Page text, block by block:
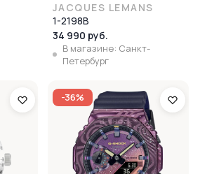
JACQUES LEMANS
1-2198B
34 990 руб.
В магазине: Санкт-
Петербург
-36%